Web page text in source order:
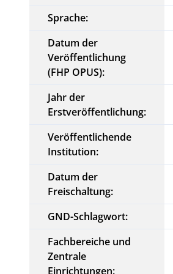
Sprache:
Datum der
Veröffentlichung
(FHP OPUS):
Jahr der
Erstveröffentlichung:
Veröffentlichende
Institution:
Datum der
Freischaltung:
GND-Schlagwort:
Fachbereiche und
Zentrale
Einrichtungen: